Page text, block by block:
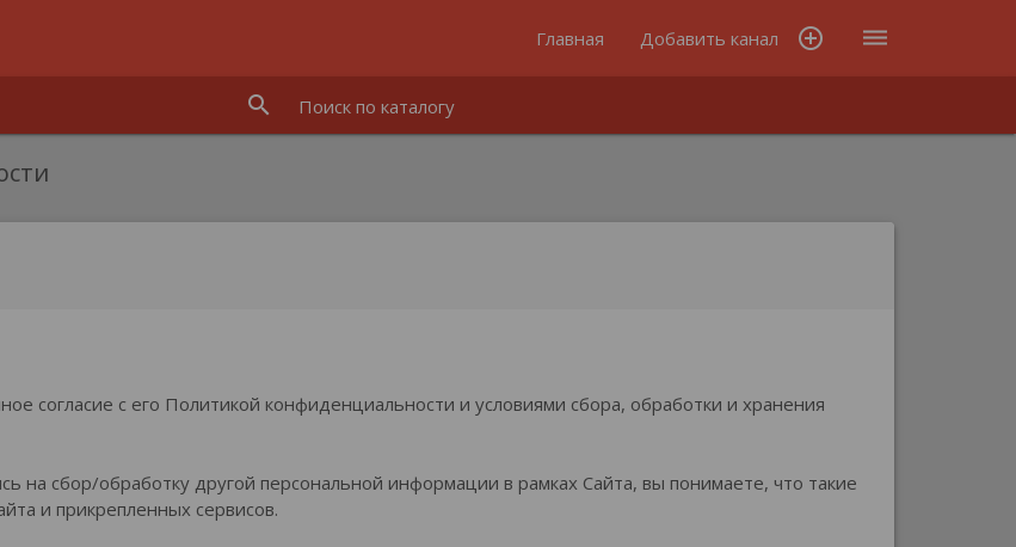
Главная Добавить канал add_circle_outline dehaze
search
согласие с его Политикой конфиденциальности и условиями сбора, обработки и хранения
на сбор/обработку другой персональной информации в рамках Сайта, вы понимаете, что такие
и прикрепленных сервисов.